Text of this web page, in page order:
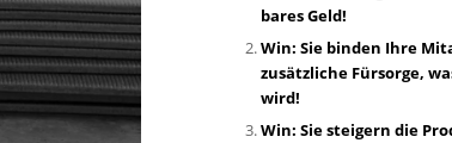
bares Geld!
Win: Sie binden Ihre
zusätzliche Fürsorge,
wird!
Win: Sie steigern die